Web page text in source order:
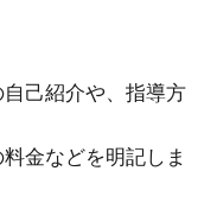
己紹介や、指導方
金などを明記しま